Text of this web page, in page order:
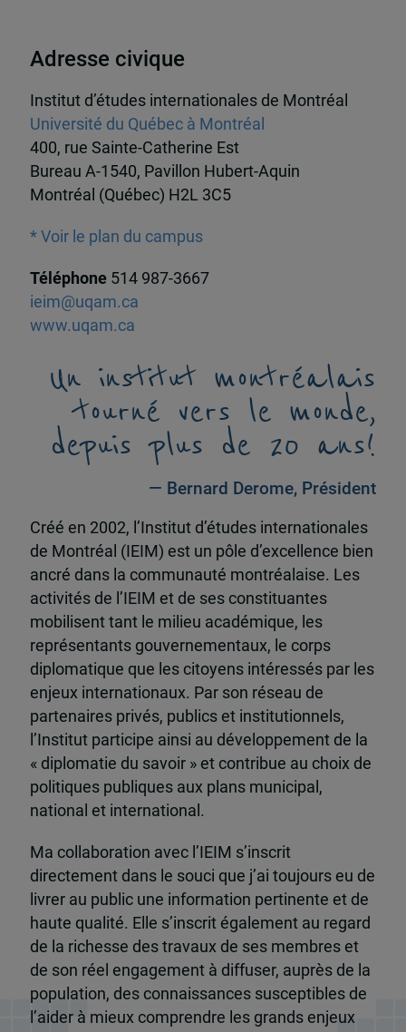
Adresse civique
Institut d’études internationales de Montréal
Université du Québec à Montréal
400, rue Sainte-Catherine Est
Bureau A-1540, Pavillon Hubert-Aquin
Montréal (Québec) H2L 3C5
* Voir le plan du campus
Téléphone 514 987-3667
ieim@uqam.ca
www.uqam.ca
Un institut montréalais
tourné vers le monde,
depuis plus de 20 ans!
— Bernard Derome, Président
Créé en 2002, l’Institut d’études internationales
de Montréal (IEIM) est un pôle d’excellence bien
ancré dans la communauté montréalaise. Les
activités de l’IEIM et de ses constituantes
mobilisent tant le milieu académique, les
représentants gouvernementaux, le corps
diplomatique que les citoyens intéressés par les
enjeux internationaux. Par son réseau de
partenaires privés, publics et institutionnels,
l’Institut participe ainsi au développement de la
« diplomatie du savoir » et contribue au choix de
politiques publiques aux plans municipal,
national et international.
Ma collaboration avec l’IEIM s’inscrit
directement dans le souci que j’ai toujours eu de
livrer au public une information pertinente et de
haute qualité. Elle s’inscrit également au regard
de la richesse des travaux de ses membres et
de son réel engagement à diffuser, auprès de la
population, des connaissances susceptibles de
l’aider à mieux comprendre les grands enjeux